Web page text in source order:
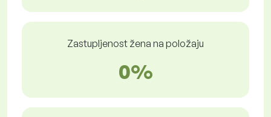
Zastupljenost žena na položaju
0%